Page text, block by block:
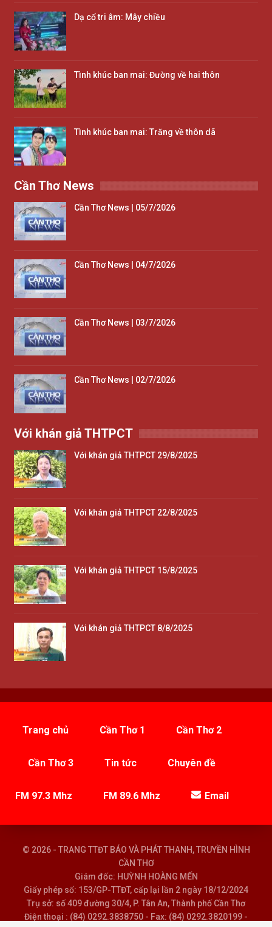
Dạ cổ tri âm: Mây chiều
Tình khúc ban mai: Đường về hai thôn
Tình khúc ban mai: Trăng về thôn dã
Cần Thơ News
Cần Thơ News | 05/7/2026
Cần Thơ News | 04/7/2026
Cần Thơ News | 03/7/2026
Cần Thơ News | 02/7/2026
Với khán giả THTPCT
Với khán giả THTPCT 29/8/2025
Với khán giả THTPCT 22/8/2025
Với khán giả THTPCT 15/8/2025
Với khán giả THTPCT 8/8/2025
Trang chủ Cần Thơ 1 Cần Thơ 2
Cần Thơ 3 Tin tức Chuyên đề
FM 97.3 Mhz FM 89.6 Mhz Email
© 2026 - TRANG TTĐT BÁO VÀ PHÁT THANH, TRUYỀN HÌNH
CẦN THƠ
Giám đốc: HUỲNH HOÀNG MẾN
Giấy phép số: 153/GP-TTĐT, cấp lại lần 2 ngày 18/12/2024
Trụ sở: số 409 đường 30/4, P. Tân An, Thành phố Cần Thơ
Điện thoại : (84) 0292.3838750 - Fax: (84) 0292.3820199 -